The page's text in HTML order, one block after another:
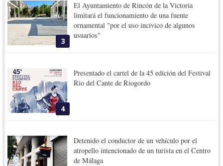
3
El Ayuntamiento de Rincón de la Victoria
limitará el funcionamiento de una fuente
ornamental "por el uso incívico de algunos
usuarios"
4
Presentado el cartel de la 45 edición del Festival
Rio del Cante de Riogordo
Detenido el conductor de un vehículo por el
atropello intencionado de un turista en el Centro
de Málaga